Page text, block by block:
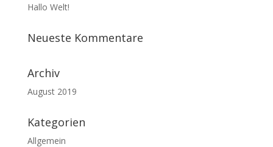
Hallo Welt!
Neueste Kommentare
Archiv
August 2019
Kategorien
Allgemein